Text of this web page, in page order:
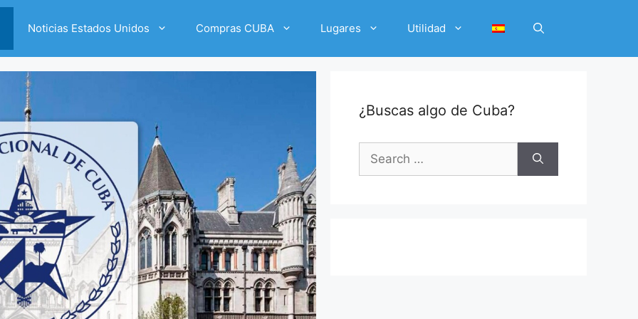
Noticias Estados Unidos Compras CUBA Lugares Utilidad
¿Buscas algo de Cuba?
Search
for: